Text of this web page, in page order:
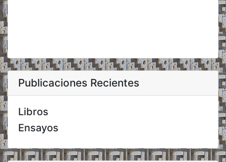
Publicaciones Recientes
Libros
Ensayos